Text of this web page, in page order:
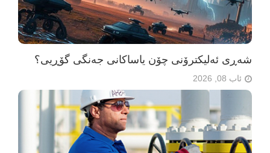
شەڕی ئەلیکترۆنی چۆن یاساکانی جەنگی گۆڕیی؟
ئاب 08, 2026